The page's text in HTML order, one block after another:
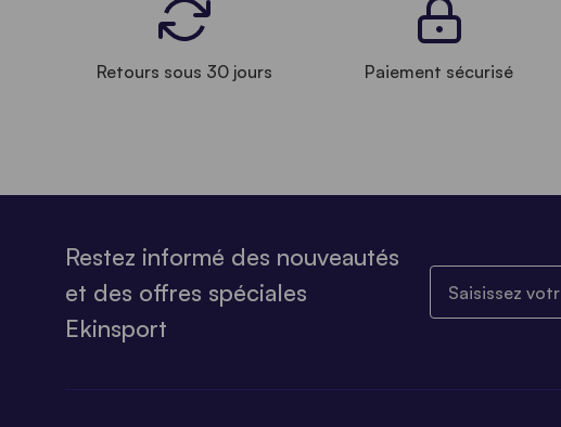
Retours sous 30 jours Paiement sécurisé
Restez informé des nouveautés
et des offres spéciales
Ekinsport